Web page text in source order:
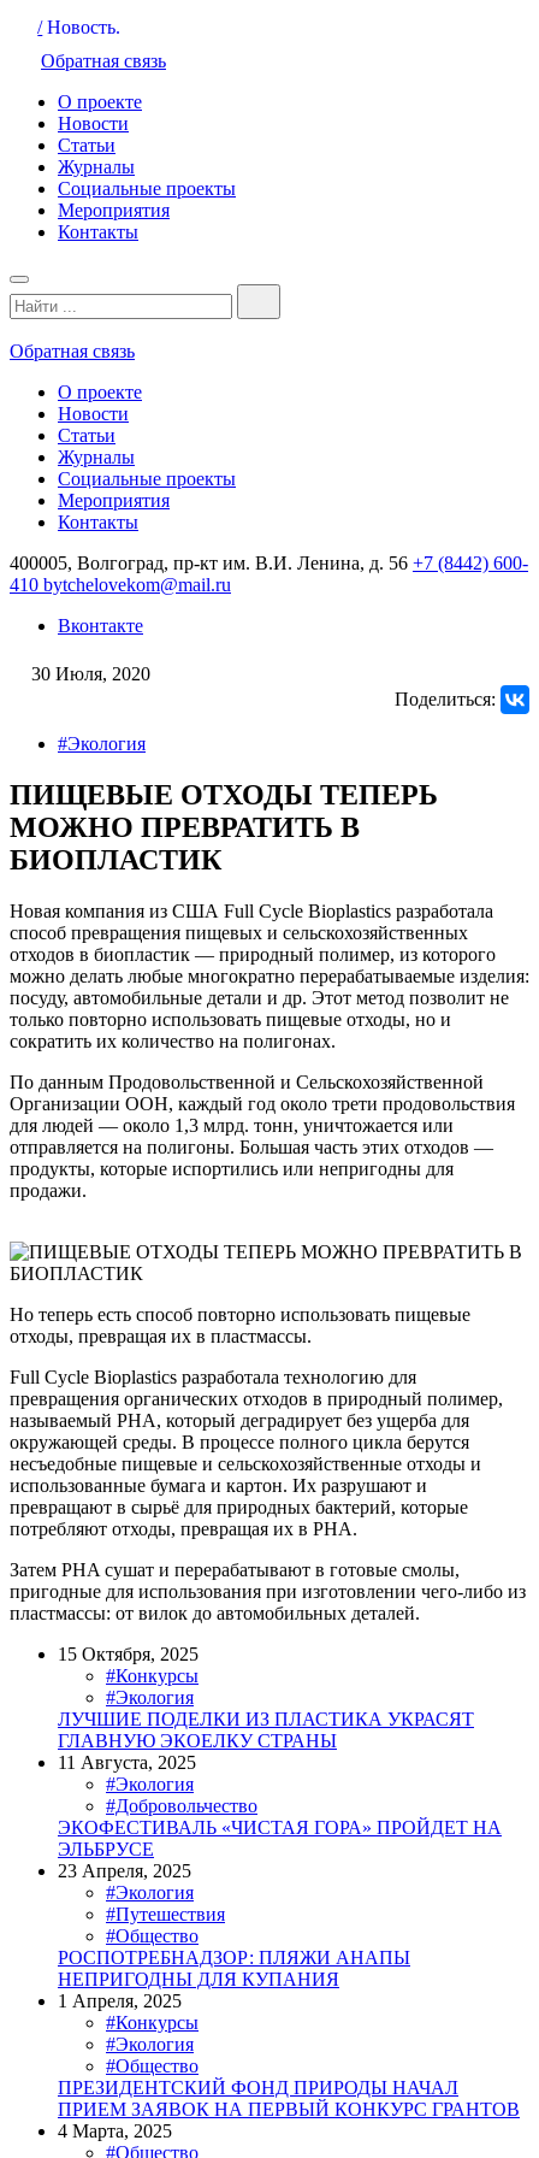
/ Новость.
Обратная связь
О проекте
Новости
Статьи
Журналы
Социальные проекты
Мероприятия
Контакты
Обратная связь
О проекте
Новости
Статьи
Журналы
Социальные проекты
Мероприятия
Контакты
400005, Волгоград, пр-кт им. В.И. Ленина, д. 56 +7 (8442) 600-
410 bytchelovekom@mail.ru
Вконтакте
30 Июля, 2020
Поделиться:
#Экология
ПИЩЕВЫЕ ОТХОДЫ ТЕПЕРЬ
МОЖНО ПРЕВРАТИТЬ В
БИОПЛАСТИК
Новая компания из США Full Cycle Bioplastics разработала
способ превращения пищевых и сельскохозяйственных
отходов в биопластик — природный полимер, из которого
можно делать любые многократно перерабатываемые изделия:
посуду, автомобильные детали и др. Этот метод позволит не
только повторно использовать пищевые отходы, но и
сократить их количество на полигонах.
По данным Продовольственной и Сельскохозяйственной
Организации ООН, каждый год около трети продовольствия
для людей — около 1,3 млрд. тонн, уничтожается или
отправляется на полигоны. Большая часть этих отходов —
продукты, которые испортились или непригодны для
продажи.
Но теперь есть способ повторно использовать пищевые
отходы, превращая их в пластмассы.
Full Cycle Bioplastics разработала технологию для
превращения органических отходов в природный полимер,
называемый PHA, который деградирует без ущерба для
окружающей среды. В процессе полного цикла берутся
несъедобные пищевые и сельскохозяйственные отходы и
использованные бумага и картон. Их разрушают и
превращают в сырьё для природных бактерий, которые
потребляют отходы, превращая их в PHA.
Затем PHA сушат и перерабатывают в готовые смолы,
пригодные для использования при изготовлении чего-либо из
пластмассы: от вилок до автомобильных деталей.
15 Октября, 2025
#Конкурсы
#Экология
ЛУЧШИЕ ПОДЕЛКИ ИЗ ПЛАСТИКА УКРАСЯТ
ГЛАВНУЮ ЭКОЕЛКУ СТРАНЫ
11 Августа, 2025
#Экология
#Добровольчество
ЭКОФЕСТИВАЛЬ «ЧИСТАЯ ГОРА» ПРОЙДЕТ НА
ЭЛЬБРУСЕ
23 Апреля, 2025
#Экология
#Путешествия
#Общество
РОСПОТРЕБНАДЗОР: ПЛЯЖИ АНАПЫ
НЕПРИГОДНЫ ДЛЯ КУПАНИЯ
1 Апреля, 2025
#Конкурсы
#Экология
#Общество
ПРЕЗИДЕНТСКИЙ ФОНД ПРИРОДЫ НАЧАЛ
ПРИЕМ ЗАЯВОК НА ПЕРВЫЙ КОНКУРС ГРАНТОВ
4 Марта, 2025
#Общество